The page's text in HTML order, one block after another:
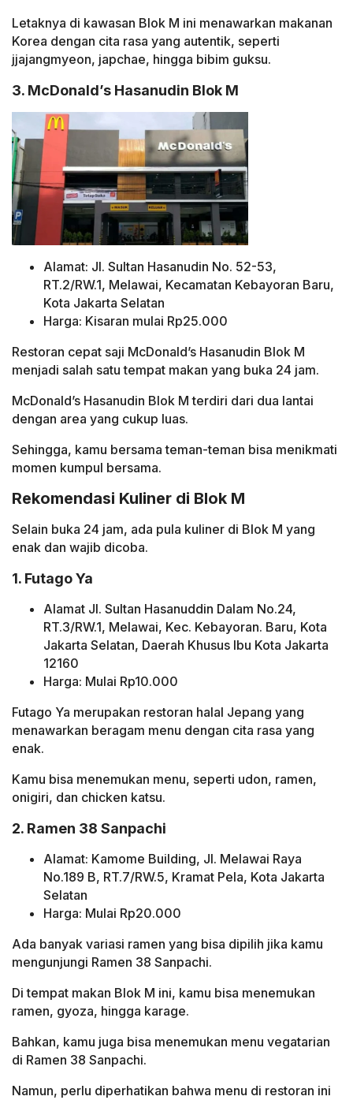
Letaknya di kawasan Blok M ini menawarkan makanan
Korea dengan cita rasa yang autentik, seperti
jjajangmyeon, japchae, hingga bibim guksu.
3. McDonald’s Hasanudin Blok M
Alamat: Jl. Sultan Hasanudin No. 52-53,
RT.2/RW.1, Melawai, Kecamatan Kebayoran Baru,
Kota Jakarta Selatan
Harga: Kisaran mulai Rp25.000
Restoran cepat saji McDonald’s Hasanudin Blok M
menjadi salah satu tempat makan yang buka 24 jam.
McDonald’s Hasanudin Blok M terdiri dari dua lantai
dengan area yang cukup luas.
Sehingga, kamu bersama teman-teman bisa menikmati
momen kumpul bersama.
Rekomendasi Kuliner di Blok M
Selain buka 24 jam, ada pula kuliner di Blok M yang
enak dan wajib dicoba.
1. Futago Ya
Alamat Jl. Sultan Hasanuddin Dalam No.24,
RT.3/RW.1, Melawai, Kec. Kebayoran. Baru, Kota
Jakarta Selatan, Daerah Khusus Ibu Kota Jakarta
12160
Harga: Mulai Rp10.000
Futago Ya merupakan restoran halal Jepang yang
menawarkan beragam menu dengan cita rasa yang
enak.
Kamu bisa menemukan menu, seperti udon, ramen,
onigiri, dan chicken katsu.
2. Ramen 38 Sanpachi
Alamat: Kamome Building, Jl. Melawai Raya
No.189 B, RT.7/RW.5, Kramat Pela, Kota Jakarta
Selatan
Harga: Mulai Rp20.000
Ada banyak variasi ramen yang bisa dipilih jika kamu
mengunjungi Ramen 38 Sanpachi.
Di tempat makan Blok M ini, kamu bisa menemukan
ramen, gyoza, hingga karage.
Bahkan, kamu juga bisa menemukan menu vegatarian
di Ramen 38 Sanpachi.
Namun, perlu diperhatikan bahwa menu di restoran ini